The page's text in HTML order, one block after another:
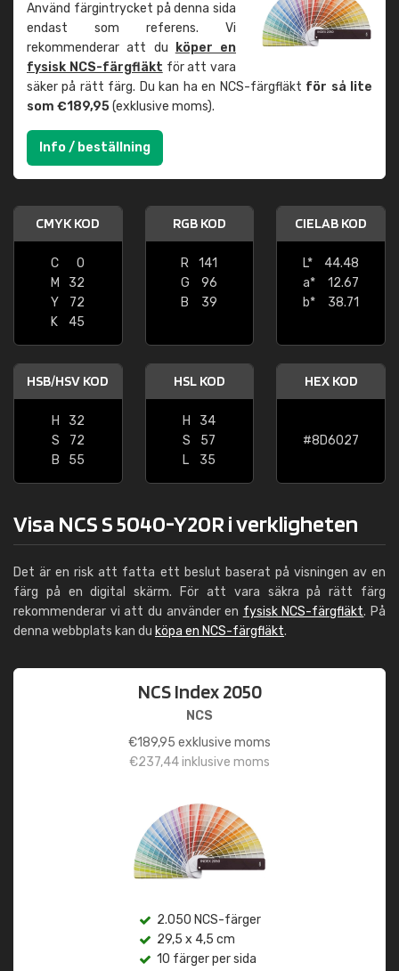
Använd färgintrycket på denna sida
endast som referens. Vi
rekommenderar att du
köper en
fysisk NCS-färgfläkt för att vara
säker på rätt färg. Du kan ha en NCS-färgfläkt för så lite
som €189,95(exklusive moms).
Info / beställning
CMYK KOD
C
0
M
32
Y
72
K
45
RGB KOD
R
141
G
96
B
39
CIELAB KOD
L*
44.48
a*
12.67
b*
38.71
HSB/HSV KOD
H
32
S
72
B
55
HSL KOD
H
34
S
57
L
35
HEX KOD
#8D6027
Visa NCS S 5040-Y20R i verkligheten
Det är en risk att fatta ett beslut baserat på visningen av en
färg på en digital skärm. För att vara säkra på rätt färg
rekommenderar vi att du använder en fysisk NCS-färgfläkt. På
denna webbplats kan du köpa en NCS-färgfläkt.
NCS Index 2050
NCS
€189,95 exklusive moms
€237,44inklusive moms
2.050 NCS-färger
29,5 x 4,5 cm
10 färger per sida